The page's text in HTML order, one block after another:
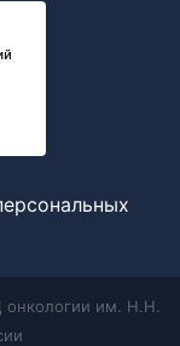
им. Н.Н.